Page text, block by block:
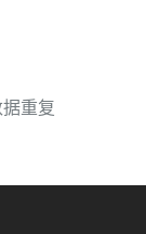
重复